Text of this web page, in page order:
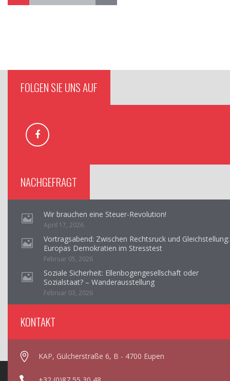
FOLGEN SIE UNS AUF
NACHGEFRAGT
Wir brauchen eine Steuer-Revolution!
April 17, 2026
Vortragsabend: Zwischen Rechtsruck und Gleichstellung:
Europas Demokratien im Stresstest
Februar 05, 2026
Soziale Sicherheit: Ellenbogengesellschaft oder
Sozialstaat? – Wanderausstellung
Februar 03, 2026
KONTAKT
KAP, Gülcherstraße 6, B - 4700 Eupen